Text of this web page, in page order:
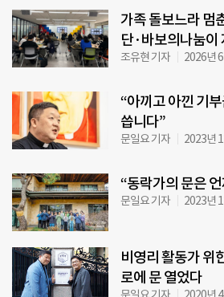
가족 돌보느라 멈
단·바보의나눔이
조유현 기자 2026년
“아끼고 아낀 기
씁니다”
문일요 기자 2023년
“동락가의 문은
문일요 기자 2023년
비영리 활동가 위
로에 문 열었다